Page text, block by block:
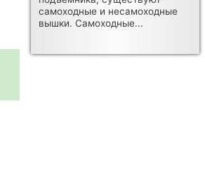
самоходные и несамоходные
вышки. Самоходные...